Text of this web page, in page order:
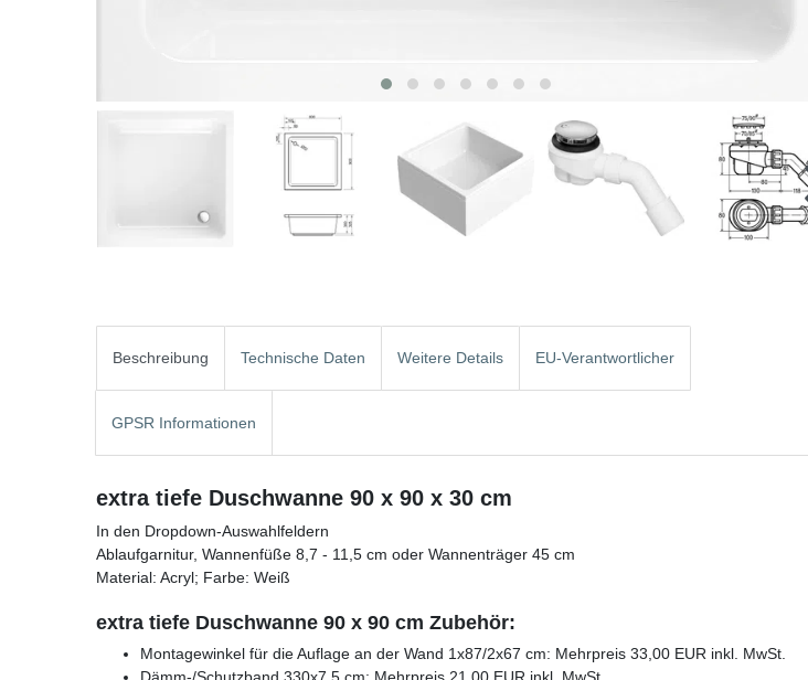
Beschreibung Technische Daten Weitere Details EU-Verantwortlicher
GPSR Informationen
extra tiefe Duschwanne 90 x 90 x 30 cm
In den Dropdown-Auswahlfeldern
Ablaufgarnitur, Wannenfüße 8,7 - 11,5 cm oder Wannenträger 45 cm
Material: Acryl; Farbe: Weiß
extra tiefe Duschwanne 90 x 90 cm Zubehör:
Montagewinkel für die Auflage an der Wand 1x87/2x67 cm: Mehrpreis 33,00 EUR inkl. MwSt.
Dämm-/Schutzband 330x7,5 cm: Mehrpreis 21,00 EUR inkl. MwSt.